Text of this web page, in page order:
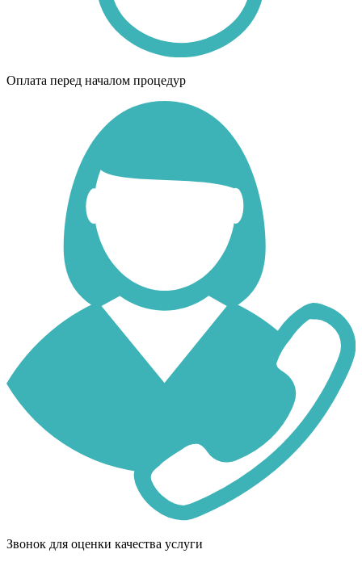
Оплата перед началом процедур
Звонок для оценки качества услуги